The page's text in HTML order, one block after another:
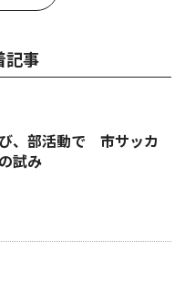
記事
、部活動で 市サッカ
試み